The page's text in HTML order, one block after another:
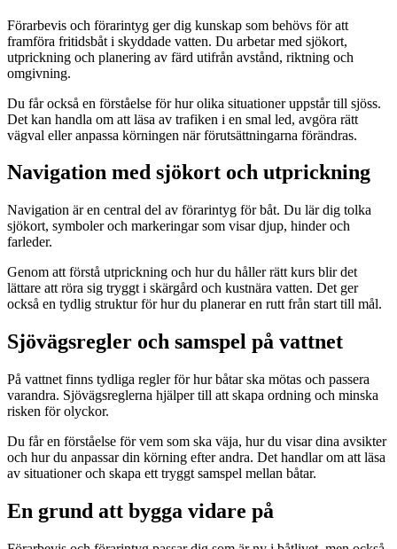
Förarbevis och förarintyg ger dig kunskap som behövs för att
framföra fritidsbåt i skyddade vatten. Du arbetar med sjökort,
utprickning och planering av färd utifrån avstånd, riktning och
omgivning.
Du får också en förståelse för hur olika situationer uppstår till sjöss.
Det kan handla om att läsa av trafiken i en smal led, avgöra rätt
vägval eller anpassa körningen när förutsättningarna förändras.
Navigation med sjökort och utprickning
Navigation är en central del av förarintyg för båt. Du lär dig tolka
sjökort, symboler och markeringar som visar djup, hinder och
farleder.
Genom att förstå utprickning och hur du håller rätt kurs blir det
lättare att röra sig tryggt i skärgård och kustnära vatten. Det ger
också en tydlig struktur för hur du planerar en rutt från start till mål.
Sjövägsregler och samspel på vattnet
På vattnet finns tydliga regler för hur båtar ska mötas och passera
varandra. Sjövägsreglerna hjälper till att skapa ordning och minska
risken för olyckor.
Du får en förståelse för vem som ska väja, hur du visar dina avsikter
och hur du anpassar din körning efter andra. Det handlar om att läsa
av situationer och skapa ett tryggt samspel mellan båtar.
En grund att bygga vidare på